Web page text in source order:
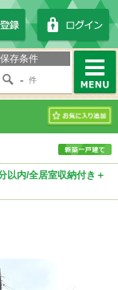
保存条件
- 件
MENU
お気に入り
以内/全居室収納付き＋